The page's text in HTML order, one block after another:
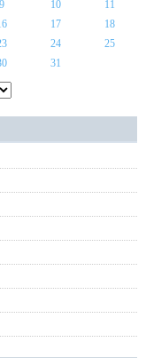
9 10
11
17
18
24
25
31